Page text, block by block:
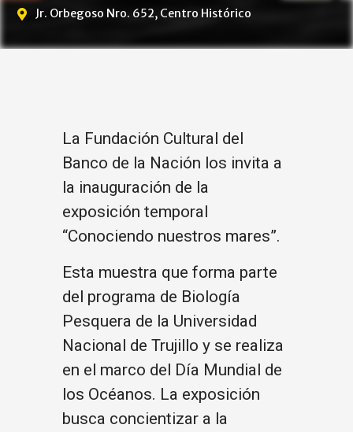
Jr. Orbegoso Nro. 652, Centro Histórico
La Fundación Cultural del
Banco de la Nación los invita a
la inauguración de la
exposición temporal
“Conociendo nuestros mares”.
Esta muestra que forma parte
del programa de Biología
Pesquera de la Universidad
Nacional de Trujillo y se realiza
en el marco del Día Mundial de
los Océanos. La exposición
busca concientizar a la